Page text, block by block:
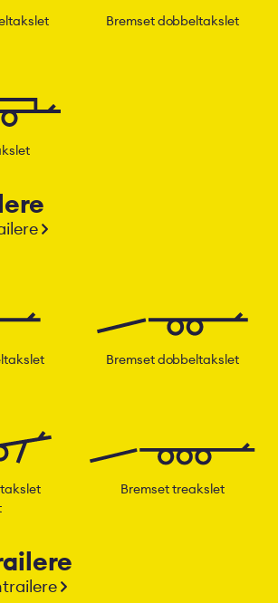
Bremset dobbeltakslet
Bremset dobbeltakslet
Bremset treakslet